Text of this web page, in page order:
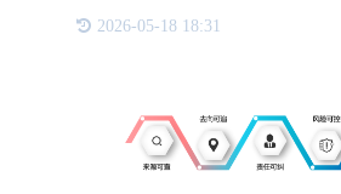
域白酒市场需求的差别，将产品向
2026-05-18 18:31